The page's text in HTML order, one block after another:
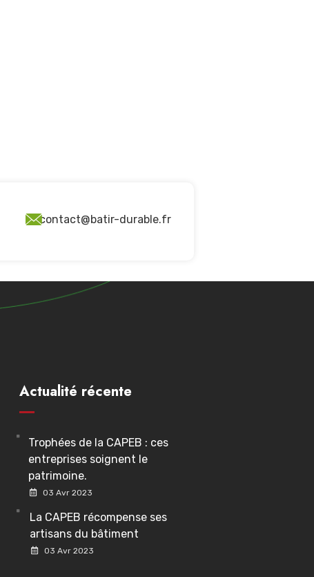
contact@batir-durable.fr
Actualité récente
Trophées de la CAPEB : ces
entreprises soignent le
patrimoine.
03 Avr 2023
La CAPEB récompense ses
artisans du bâtiment
03 Avr 2023